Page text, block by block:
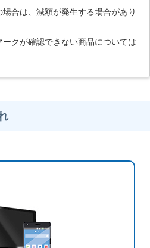
合は、減額が発生する場合があり
クが確認できない商品については